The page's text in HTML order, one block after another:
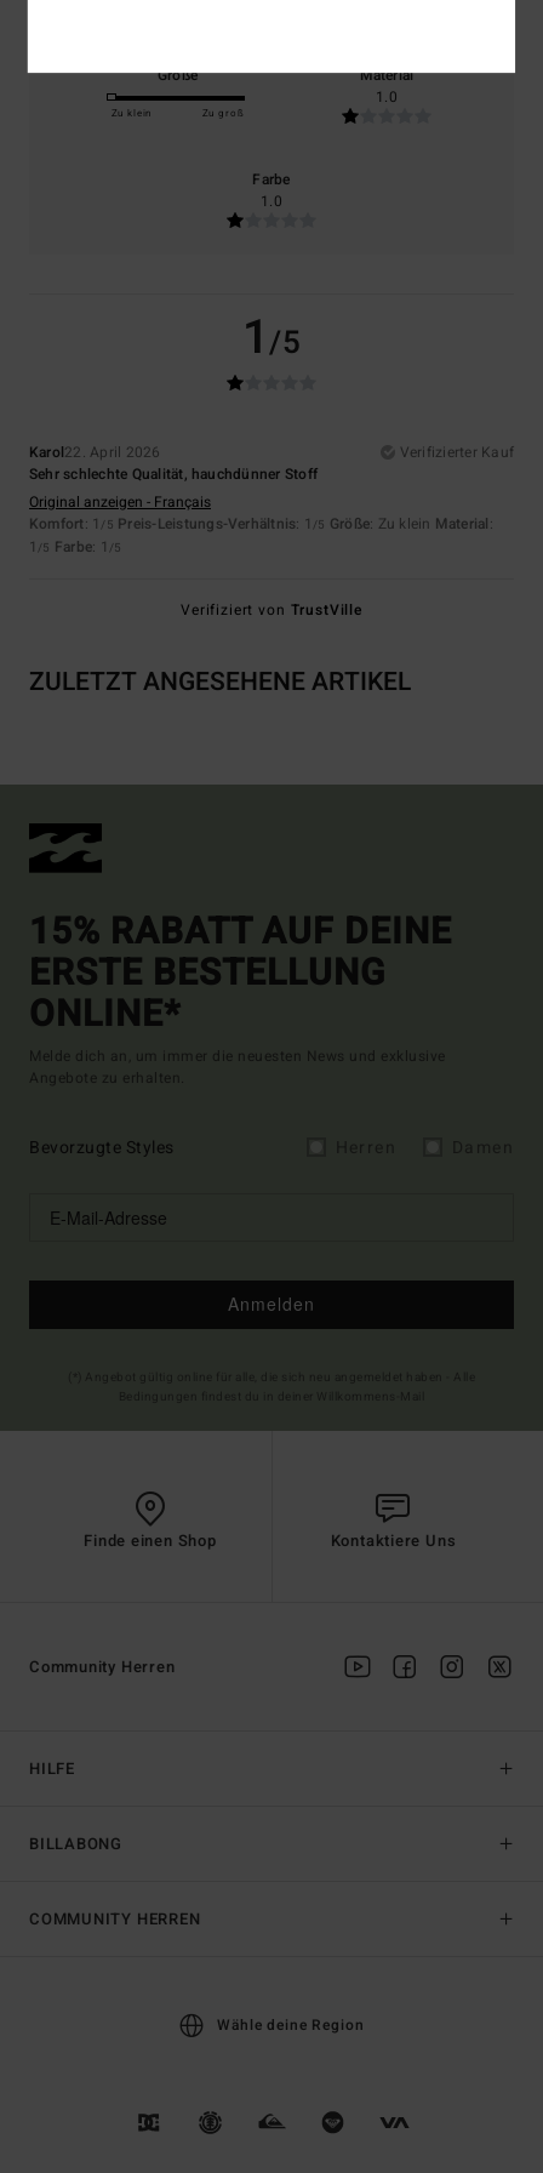
Größe
Zu klein Zu groß
Material
1.0
Farbe
1.0
1/5
Karol22. April 2026
Verifizierter Kauf
Sehr schlechte Qualität, hauchdünner Stoff
Original anzeigen - Français
Komfort: 1 /5 Preis-Leistungs-Verhältnis: 1 /5 Größe: Zu klein Material:
1 /5 Farbe: 1 /5
Verifiziert von TrustVille
ZULETZT ANGESEHENE ARTIKEL
15% RABATT AUF DEINE
ERSTE BESTELLUNG
ONLINE*
Melde dich an, um immer die neuesten News und exklusive
Angebote zu erhalten.
Bevorzugte Styles
Anmelden
Finde einen Shop Kontaktiere Uns
HILFE
BILLABONG
Community Herren
COMMUNITY HERREN
Wähle deine Region